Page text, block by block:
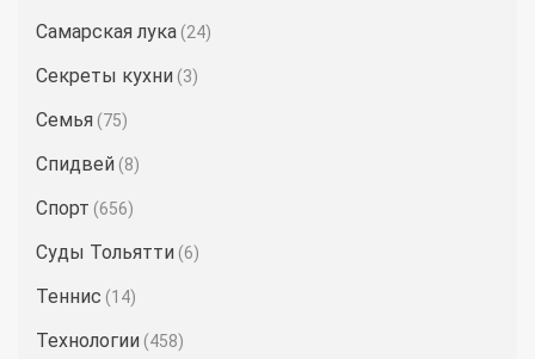
Самарская лука (24)
Секреты кухни (3)
Семья (75)
Спидвей (8)
Спорт (656)
Суды Тольятти (6)
Теннис (14)
Технологии (458)